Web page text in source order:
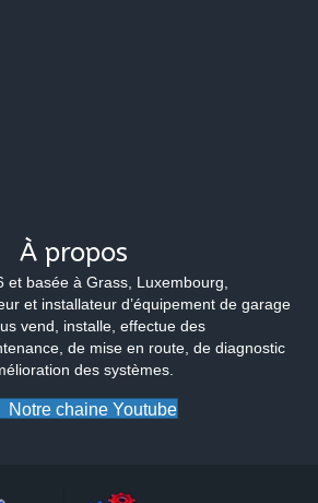
À propos
et basée à Grass, Luxembourg,
et installateur d’équipement de garage
vend, installe, effectue des
de mise en route, de diagnostic
des systèmes.
Notre chaine Youtube